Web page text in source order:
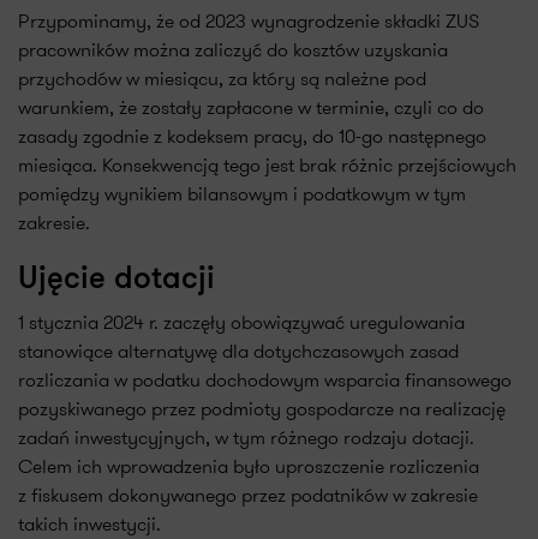
Przypominamy, że od 2023 wynagrodzenie składki ZUS
pracowników można zaliczyć do kosztów uzyskania
przychodów w miesiącu, za który są należne pod
warunkiem, że zostały zapłacone w terminie, czyli co do
zasady zgodnie z kodeksem pracy, do 10-go następnego
miesiąca. Konsekwencją tego jest brak różnic przejściowych
pomiędzy wynikiem bilansowym i podatkowym w tym
zakresie.
Ujęcie dotacji
1 stycznia 2024 r. zaczęły obowiązywać uregulowania
stanowiące alternatywę dla dotychczasowych zasad
rozliczania w podatku dochodowym wsparcia finansowego
pozyskiwanego przez podmioty gospodarcze na realizację
zadań inwestycyjnych, w tym różnego rodzaju dotacji.
Celem ich wprowadzenia było uproszczenie rozliczenia
z fiskusem dokonywanego przez podatników w zakresie
takich inwestycji.